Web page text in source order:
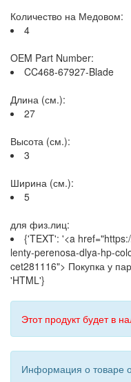
Количество на Медовом:
4
OEM Part Number:
CC468-67927-Blade
Длина (см.):
27
Высота (см.):
3
Ширина (см.):
5
для физ.лиц:
{'TEXT': '<a
lenty-perenosa-dlya-hp-
cet281116"> Покупка у
'HTML'}
Этот продукт будет в
Информация о товаре